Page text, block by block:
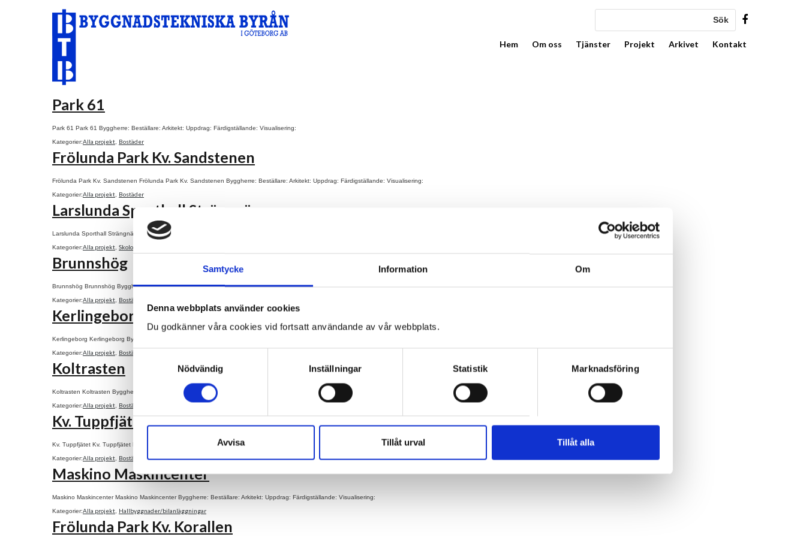
Samtycke Information Om
Denna webbplats använder cookies
Du godkänner våra cookies vid fortsatt användande av vår webbplats.
Samtyckesval
Nödvändig
Inställningar Statistik Marknadsföring
Avvisa Tillåt urval Tillåt alla
Hem Om oss Tjänster Projekt Arkivet Kontakt
Park 61
Park 61 Park 61 Byggherre: Beställare: Arkitekt: Uppdrag: Färdigställande: Visualisering:
Kategorier:Alla projekt Bostäder
Frölunda Park Kv. Sandstenen
Frölunda Park Kv. Sandstenen Frölunda Park Kv. Sandstenen Byggherre: Beställare: Arkitekt: Uppdrag: Färdigställande: Visualisering:
Kategorier:Alla projekt Bostäder
Larslunda Sporthall Strängnäs
Larslunda Sporthall Strängnäs Larslunda Sporthall Strängnäs Byggherre: Beställare: Arkitekt: Uppdrag: Färdigställande: Visualisering:
Kategorier:Alla projekt Skolor & idrottshallar
Brunnshög
Brunnshög Brunnshög Byggherre: Beställare: Arkitekt: Uppdrag: Färdigställande: Visualisering:
Kategorier:Alla projekt Bostäder
Kerlingeborg
Kerlingeborg Kerlingeborg Byggherre: Beställare: Arkitekt: Uppdrag: Färdigställande: Visualisering:
Kategorier:Alla projekt Bostäder
Koltrasten
Koltrasten Koltrasten Byggherre: Beställare: Arkitekt: Uppdrag: Färdigställande: Visualisering:
Kategorier:Alla projekt Bostäder
Kv. Tuppfjätet
Kv. Tuppfjätet Kv. Tuppfjätet Byggherre: Beställare: Arkitekt: Uppdrag: Färdigställande: Visualisering:
Kategorier:Alla projekt Bostäder
Maskino Maskincenter
Maskino Maskincenter Maskino Maskincenter Byggherre: Beställare: Arkitekt: Uppdrag: Färdigställande: Visualisering:
Kategorier:Alla projekt Hallbyggnader/bilanläggningar
Frölunda Park Kv. Korallen